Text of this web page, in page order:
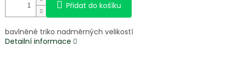
Přidat do košíku
bavlněné triko nadměrných velikostí
Detailní informace